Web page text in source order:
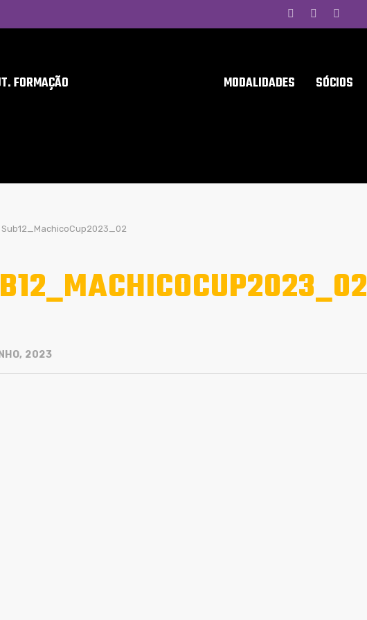
FORMAÇÃO MODALIDADES SÓCIOS
Sub12_MachicoCup2023_02
2023